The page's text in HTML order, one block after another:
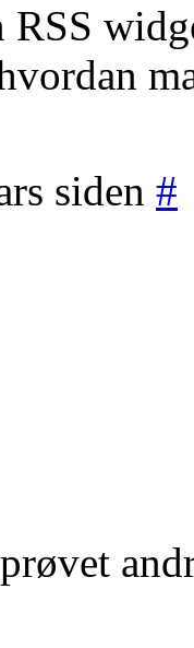
RSS
siden #